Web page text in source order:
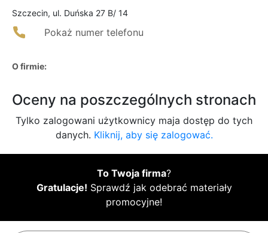
Szczecin, ul. Duńska 27 B/ 14
Pokaż numer telefonu
O firmie:
Oceny na poszczególnych stronach
Tylko zalogowani użytkownicy maja dostęp do tych
danych. Kliknij, aby się zalogować.
To Twoja firma?
Gratulacje! Sprawdź jak odebrać materiały
promocyjne!